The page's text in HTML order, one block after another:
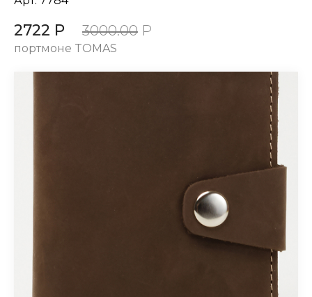
2722 Р 3000.00 Р
портмоне TOMAS